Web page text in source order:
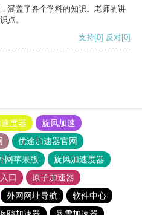
涵盖了各个学科的知识。老师的讲
点。
支持[0] 反对[0]
度器
旋风加速
优途加速器官网
网苹果版
旋风加速度器
口
原子加速器
外网网址导航
软件中心